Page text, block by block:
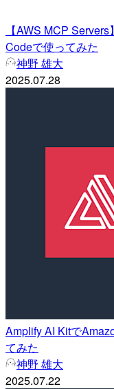
【AWS MCP
Codeで使ってみた
神野 雄大
2025.07.28
Amplify AI Kitで
てみた
神野 雄大
2025.07.22